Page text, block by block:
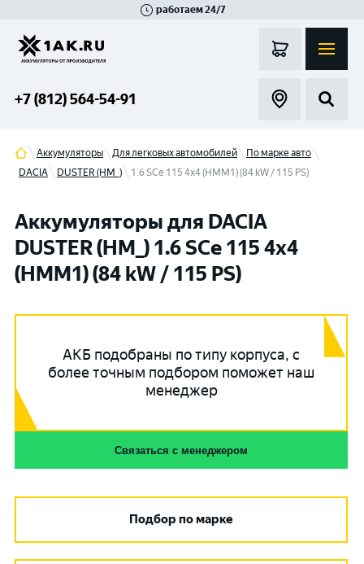
работаем 24/7
+7 (812) 564-54-91
Аккумуляторы Для легковых автомобилей
По марке авто
DACIA
DUSTER (HM_) 1.6 SCe 115 4x4 (HMM1) (84 kW / 115 PS)
Аккумуляторы для DACIA
DUSTER (HM_) 1.6 SCe 115 4x4
(HMM1) (84 kW / 115 PS)
АКБ подобраны по типу корпуса, с
более точным подбором поможет наш
менеджер
Связаться с менеджером
Подбор по марке
Гатчина